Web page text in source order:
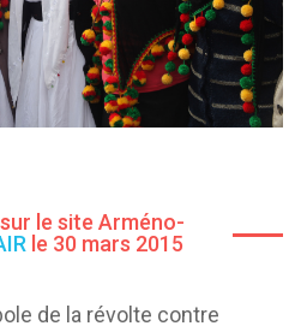
le site Arméno-
le 30 mars 2015
de la révolte contre